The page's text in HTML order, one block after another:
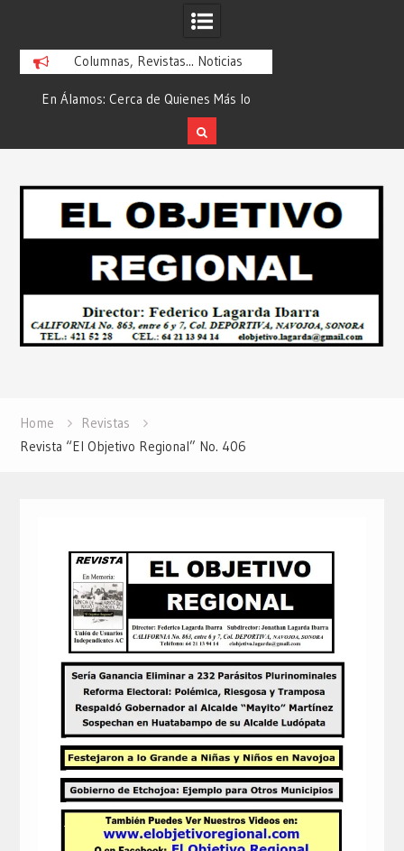
Columnas, Revistas... Noticias
En Álamos: Cerca de Quienes Más lo
Necesitan… Desde: Redacción “El
Objetivo Regional”.
ATTITUDE de
Home
Revistas
Revista “El Objetivo Regional” No. 406